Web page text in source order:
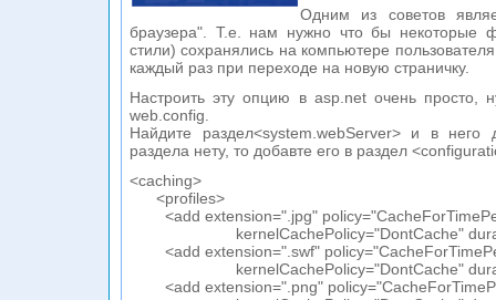
Одним из советов
браузера". Т.е. нам нужно что бы некоторые
стили) сохранялись на компьютере
каждый раз при переходе на новую страничку.
Настроить эту опцию в asp.net очень просто,
web.config.
Найдите раздел<system.webServer> и в него
раздела нету, то добавте его в раздел
<caching>
<profiles>
<add extension=".jpg"
kernelCachePolicy="DontCache"
<add extension=".swf"
kernelCachePolicy="DontCache"
<add extension=".png"